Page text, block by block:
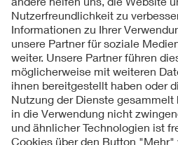
Kontakte
Service